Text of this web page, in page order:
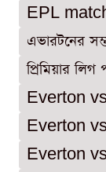
EPL
এভারটনের
প্রিমিয়ার
Everton
Everton
Everton